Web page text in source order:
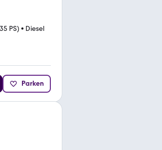
PS) • Diesel
Parken